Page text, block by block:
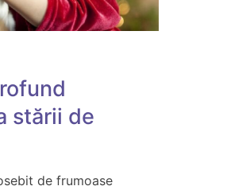
stării de
de frumoase